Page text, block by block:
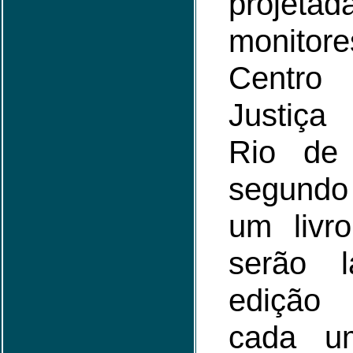
Rio de
um
serão
cada